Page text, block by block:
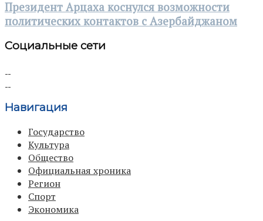
Президент Арцаха коснулся возможности
политических контактов с Азербайджаном
Социальные сети
Навигация
Государство
Культура
Общество
Официальная хроника
Регион
Спорт
Экономика